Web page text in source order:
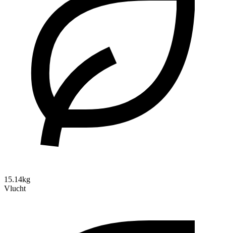
15.14kg
Vlucht